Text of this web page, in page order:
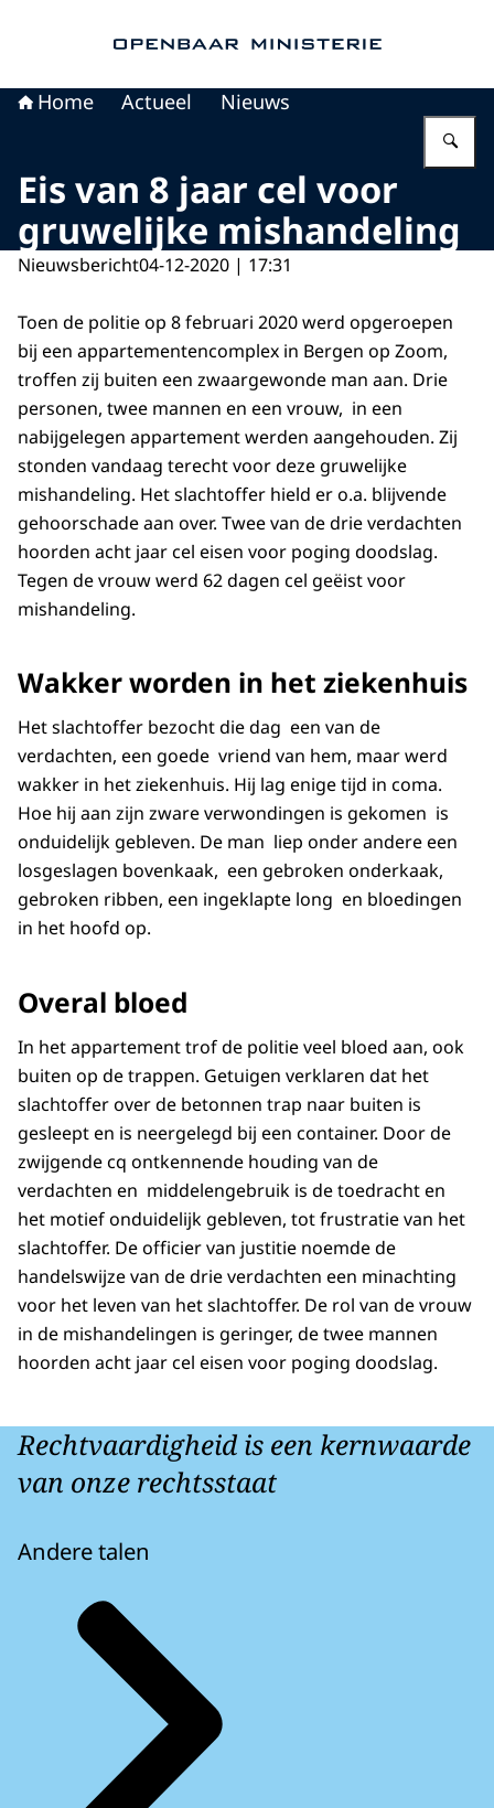
Home Actueel Nieuws
Eis van 8 jaar cel voor
gruwelijke mishandeling
Nieuwsbericht04-12-2020 | 17:31
Toen de politie op 8 februari 2020 werd opgeroepen
bij een appartementencomplex in Bergen op Zoom,
troffen zij buiten een zwaargewonde man aan. Drie
personen, twee mannen en een vrouw, in een
nabijgelegen appartement werden aangehouden. Zij
stonden vandaag terecht voor deze gruwelijke
mishandeling. Het slachtoffer hield er o.a. blijvende
gehoorschade aan over. Twee van de drie verdachten
hoorden acht jaar cel eisen voor poging doodslag.
Tegen de vrouw werd 62 dagen cel geëist voor
mishandeling.
Wakker worden in het ziekenhuis
Het slachtoffer bezocht die dag een van de
verdachten, een goede vriend van hem, maar werd
wakker in het ziekenhuis. Hij lag enige tijd in coma.
Hoe hij aan zijn zware verwondingen is gekomen is
onduidelijk gebleven. De man liep onder andere een
losgeslagen bovenkaak, een gebroken onderkaak,
gebroken ribben, een ingeklapte long en bloedingen
in het hoofd op.
Overal bloed
In het appartement trof de politie veel bloed aan, ook
buiten op de trappen. Getuigen verklaren dat het
slachtoffer over de betonnen trap naar buiten is
gesleept en is neergelegd bij een container. Door de
zwijgende cq ontkennende houding van de
verdachten en middelengebruik is de toedracht en
het motief onduidelijk gebleven, tot frustratie van het
slachtoffer. De officier van justitie noemde de
handelswijze van de drie verdachten een minachting
voor het leven van het slachtoffer. De rol van de vrouw
in de mishandelingen is geringer, de twee mannen
hoorden acht jaar cel eisen voor poging doodslag.
Rechtvaardigheid is een kernwaarde
van onze rechtsstaat
Andere talen